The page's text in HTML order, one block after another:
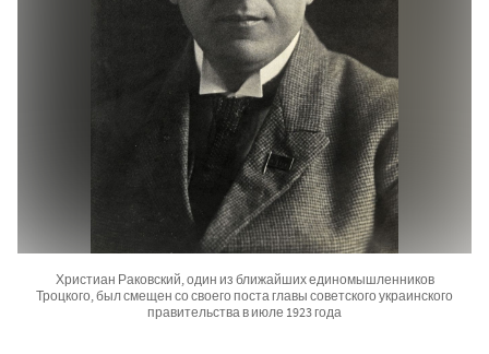
Христиан Раковский, один из ближайших единомышленников
Троцкого, был смещен со своего поста главы советского украинского
правительства в июле 1923 года